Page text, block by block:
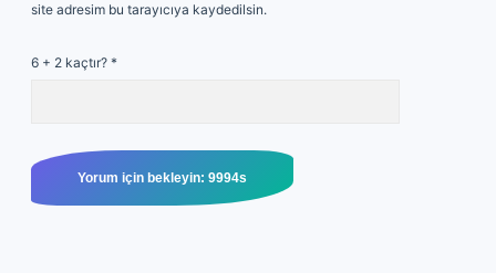
site adresim bu tarayıcıya kaydedilsin.
6 + 2 kaçtır? *